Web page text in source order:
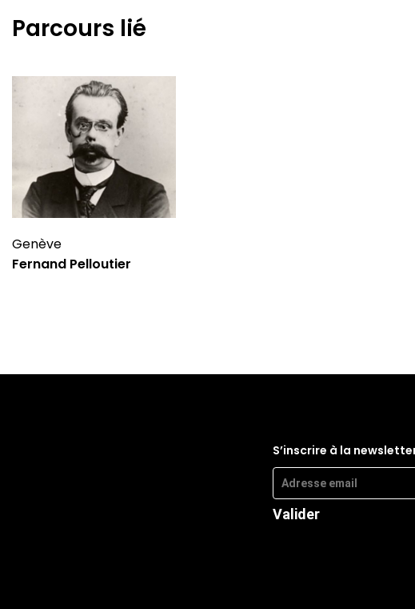
Parcours lié
Genève
Fernand Pelloutier
S’inscrire à la
Valider